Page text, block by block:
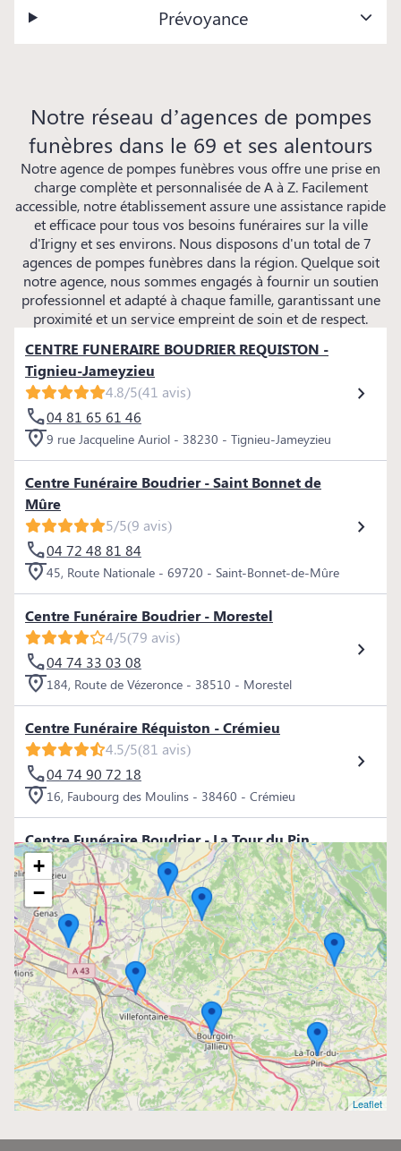
Prévoyance
Notre réseau d’agences de pompes
funèbres dans le 69 et ses alentours
Notre agence de pompes funèbres vous offre une prise en
charge complète et personnalisée de A à Z. Facilement
accessible, notre établissement assure une assistance rapide
et efficace pour tous vos besoins funéraires sur la ville
d'Irigny et ses environs. Nous disposons d'un total de 7
agences de pompes funèbres dans la région. Quelque soit
notre agence, nous sommes engagés à fournir un soutien
professionnel et adapté à chaque famille, garantissant une
proximité et un service empreint de soin et de respect.
CENTRE FUNERAIRE BOUDRIER REQUISTON -
Tignieu-Jameyzieu
4.8/5(41 avis)
04 81 65 61 46
9 rue Jacqueline Auriol - 38230 - Tignieu-Jameyzieu
Centre Funéraire Boudrier - Saint Bonnet de
Mûre
5/5(9 avis)
04 72 48 81 84
45, Route Nationale - 69720 - Saint-Bonnet-de-Mûre
Centre Funéraire Boudrier - Morestel
4/5(79 avis)
04 74 33 03 08
184, Route de Vézeronce - 38510 - Morestel
Centre Funéraire Réquiston - Crémieu
4.5/5(81 avis)
04 74 90 72 18
16, Faubourg des Moulins - 38460 - Crémieu
Centre Funéraire Boudrier - La Tour du Pin
4.5/5(98 avis)
04 74 97 80 80
16, Rue Jean Ferrand - 38110 - La Tour-du-Pin
Centre Funéraire Boudrier - La Verpillère
4.8/5(98 avis)
04 81 61 04 20
695, Rue de la République - 38290 - La Verpillière
Centre Funéraire Boudrier - Bourgoin-Jallieu
4.6/5(442 avis)
04 74 28 22 44
+
−
Leaflet